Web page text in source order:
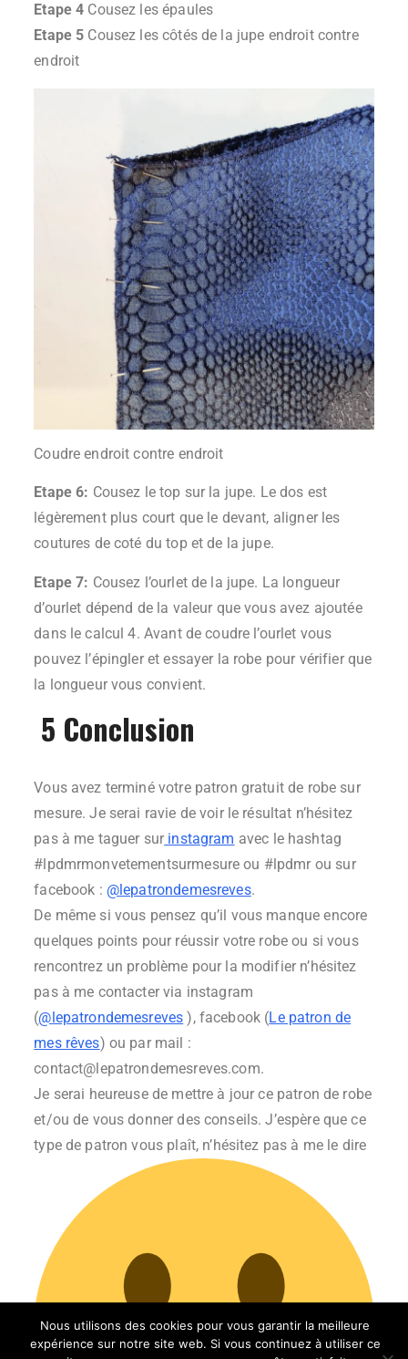
Etape 4 Cousez les épaules
Etape 5 Cousez les côtés de la jupe endroit contre
endroit
Coudre endroit contre endroit
Etape 6: Cousez le top sur la jupe. Le dos est
légèrement plus court que le devant, aligner les
coutures de coté du top et de la jupe.
Etape 7: Cousez l’ourlet de la jupe. La longueur
d’ourlet dépend de la valeur que vous avez ajoutée
dans le calcul 4. Avant de coudre l’ourlet vous
pouvez l’épingler et essayer la robe pour vérifier que
la longueur vous convient.
5 Conclusion
Vous avez terminé votre patron gratuit de robe sur
mesure. Je serai ravie de voir le résultat n’hésitez
pas à me taguer sur instagram avec le hashtag
#lpdmrmonvetementsurmesure ou #lpdmr ou sur
facebook : @lepatrondemesreves.
De même si vous pensez qu’il vous manque encore
quelques points pour réussir votre robe ou si vous
rencontrez un problème pour la modifier n’hésitez
pas à me contacter via instagram
(@lepatrondemesreves ), facebook (Le patron de
mes rêves) ou par mail :
contact@lepatrondemesreves.com.
Je serai heureuse de mettre à jour ce patron de robe
et/ou de vous donner des conseils. J’espère que ce
type de patron vous plaît, n’hésitez pas à me le dire
Nous utilisons des cookies pour vous garantir la meilleure
expérience sur notre site web. Si vous continuez à utiliser ce